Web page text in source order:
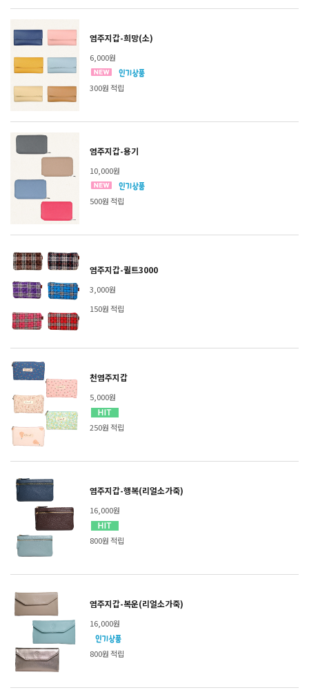
염주지갑-희망(소)
6,000원
300원 적립
염주지갑-용기
10,000원
500원 적립
염주지갑-퀼트3000
3,000원
150원 적립
천염주지갑
5,000원
250원 적립
염주지갑-행복(리얼소가죽)
16,000원
800원 적립
염주지갑-복운(리얼소가죽)
16,000원
800원 적립